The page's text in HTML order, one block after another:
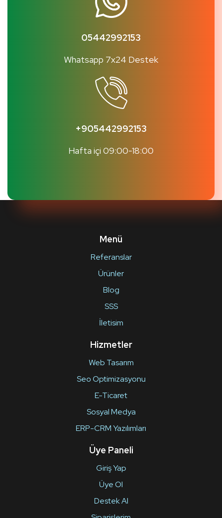
05442992153
Whatsapp 7x24 Destek
+905442992153
Hafta içi 09:00-18:00
Menü
Referanslar
Ürünler
Blog
SSS
İletisim
Hizmetler
Web Tasarım
Seo Optimizasyonu
E-Ticaret
Sosyal Medya
ERP-CRM Yazılımları
Üye Paneli
Giriş Yap
Üye Ol
Destek Al